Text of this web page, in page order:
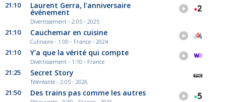
21:10 Laurent Gerra, l'anniversaire
événement
Divertissement - 2:05 - 2025
21:10 Cauchemar en cuisine
Culinaire - 1:00 - France - 2024
21:10 Y'a que la vérité qui compte
Divertissement - 1:10 - France
21:25 Secret Story
Téléréalité - 2:05 - 2026
21:50 Des trains pas comme les autres